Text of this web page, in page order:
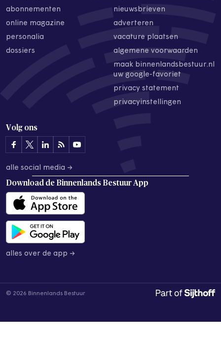
abonnementen
online magazine
personalia
dossiers
nieuwsbrieven
adverteren
vacature plaatsen
algemene voorwaarden
maak binnenlandsbestuur.nl
uw google-favoriet
privacy statement
privacyinstellingen
Volg ons
alle social media →
Download de Binnenlands Bestuur App
alles over de app →
© 2026 Binnenlands Bestuur